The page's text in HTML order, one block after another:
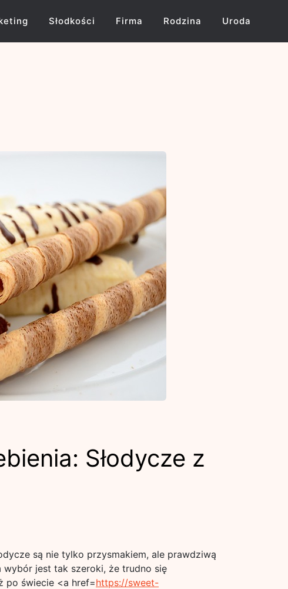
Słodkości Firma Rodzina Uroda
Słodycze z
są nie tylko przysmakiem, ale prawdziwą
wybór jest tak szeroki, że trudno się
po świecie <a href=https://sweet-